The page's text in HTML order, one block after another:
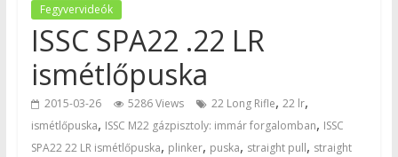
Fegyvervideók
ISSC SPA22 .22 LR
ismétlőpuska
2015-03-26 5286 Views 22 Long Rifle, 22 lr,
ismétlőpuska, ISSC M22 gázpisztoly: immár forgalomban, ISSC
SPA22 22 LR ismétlőpuska, plinker, puska, straight pull, straight